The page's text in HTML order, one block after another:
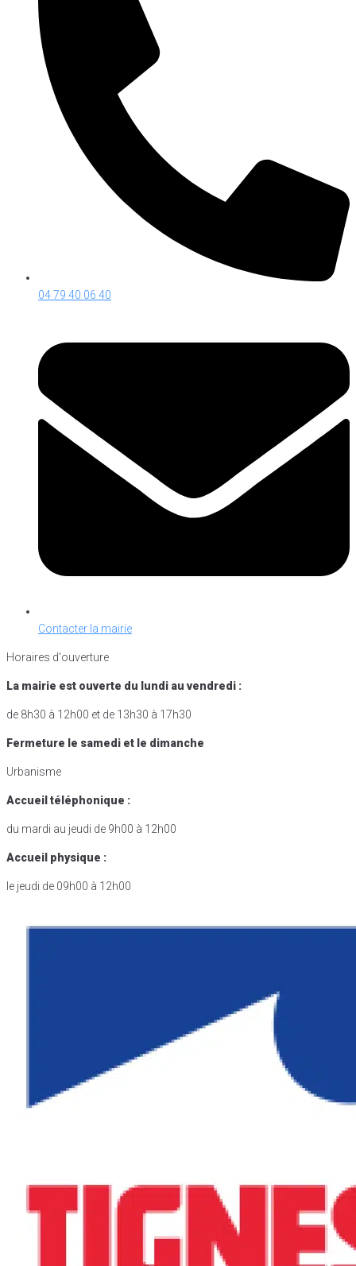
04 79 40 06 40
Contacter la mairie
Horaires d'ouverture
La mairie est ouverte du lundi au vendredi :
de 8h30 à 12h00 et de 13h30 à 17h30
Fermeture le samedi et le dimanche
Urbanisme
Accueil téléphonique :
du mardi au jeudi de 9h00 à 12h00
Accueil physique :
le jeudi de 09h00 à 12h00